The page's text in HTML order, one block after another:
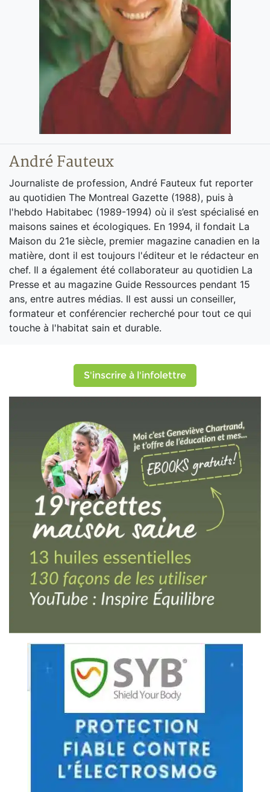
André Fauteux
Journaliste de profession, André Fauteux fut reporter
au quotidien The Montreal Gazette (1988), puis à
l'hebdo Habitabec (1989-1994) où il s’est spécialisé en
maisons saines et écologiques. En 1994, il fondait La
Maison du 21e siècle, premier magazine canadien en la
matière, dont il est toujours l'éditeur et le rédacteur en
chef. Il a également été collaborateur au quotidien La
Presse et au magazine Guide Ressources pendant 15
ans, entre autres médias. Il est aussi un conseiller,
formateur et conférencier recherché pour tout ce qui
touche à l'habitat sain et durable.
S'inscrire à l'infolettre